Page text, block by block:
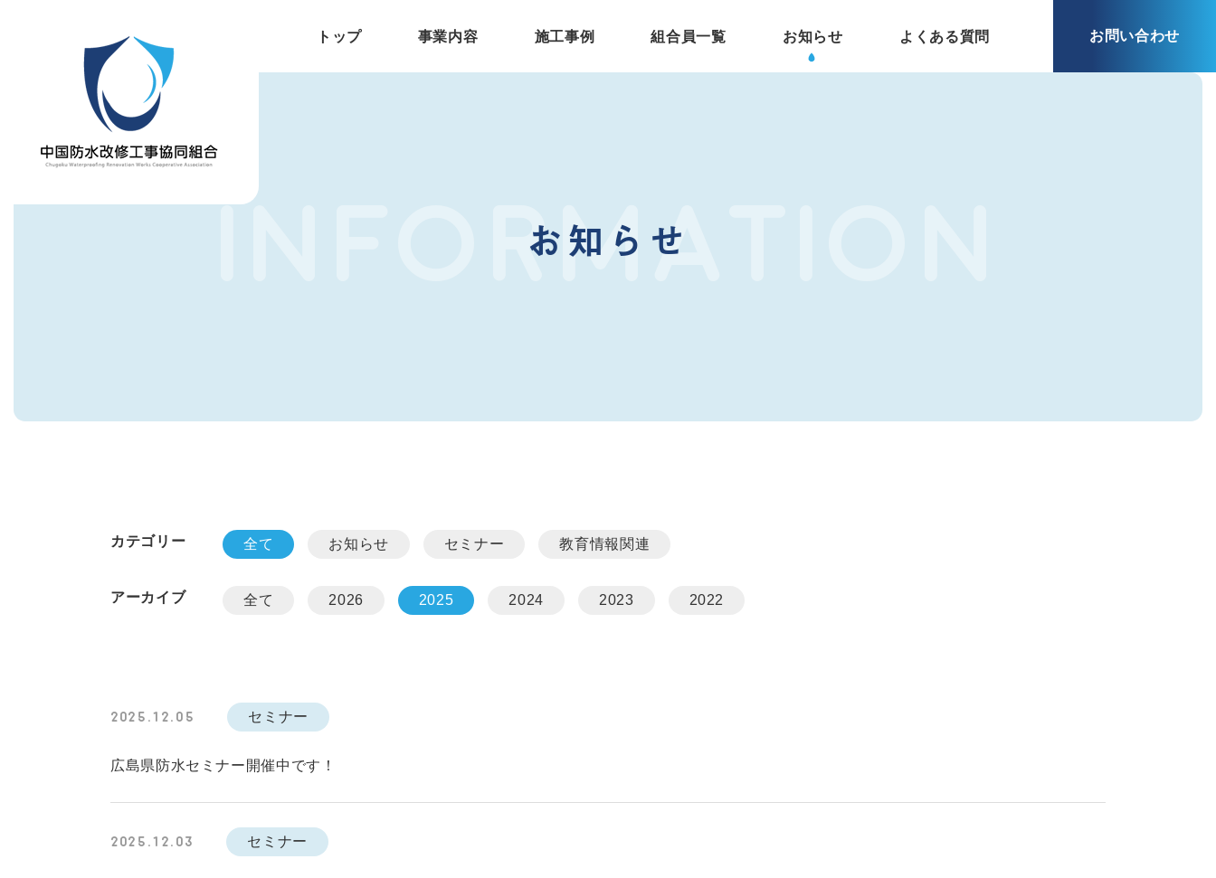
トップ 事業内容 施工事例 組合員一覧 お知らせ よくある質問 お問い合わせ
INFORMATION
お知らせ
カテゴリー 全て お知らせ セミナー 教育情報関連
アーカイブ 全て 2026 2025 2024 2023 2022
2025.12.05 セミナー
広島県防水セミナー開催中です！
2025.12.03 セミナー